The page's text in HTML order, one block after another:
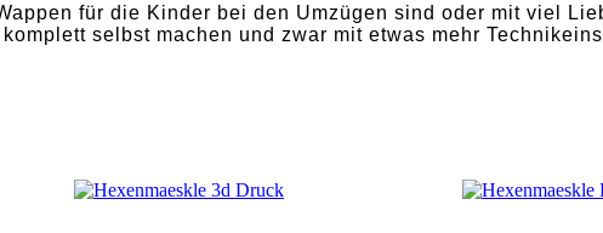
für die Kinder bei den Umzügen sind oder mit viel
selbst machen und zwar mit etwas mehr